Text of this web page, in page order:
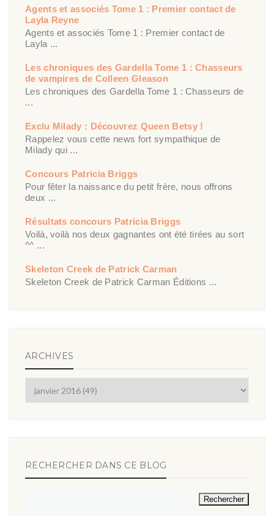
Agents et associés Tome 1 : Premier contact de
Layla Reyne
Agents et associés Tome 1 : Premier contact de
Layla ...
Les chroniques des Gardella Tome 1 : Chasseurs
de vampires de Colleen Gleason
Les chroniques des Gardella Tome 1 : Chasseurs de
...
Exclu Milady : Découvrez Queen Betsy !
Rappelez vous cette news fort sympathique de
Milady qui ...
Concours Patricia Briggs
Pour fêter la naissance du petit frère, nous offrons
deux ...
Résultats concours Patricia Briggs
Voilà, voilà nos deux gagnantes ont été tirées au sort
^^ ...
Skeleton Creek de Patrick Carman
Skeleton Creek de Patrick Carman Éditions ...
ARCHIVES
RECHERCHER DANS CE BLOG